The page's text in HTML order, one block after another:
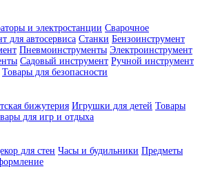
и электростанции Сварочное
для автосервиса Станки Бензоинструмент
Пневмоинструменты Электроинструмент
Садовый инструмент Ручной инструмент
Товары для безопасности
бижутерия Игрушки для детей Товары
для игр и отдыха
для стен Часы и будильники Предметы